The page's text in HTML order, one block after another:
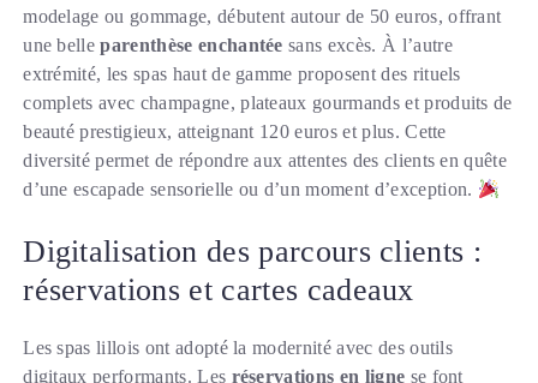
modelage ou gommage, débutent autour de 50 euros, offrant
une belleparenthèse enchantée sans excès. À l’autre
extrémité, les spas haut de gamme proposent des rituels
complets avec champagne, plateaux gourmands et produits de
beauté prestigieux, atteignant 120 euros et plus. Cette
diversité permet de répondre aux attentes des clients en quête
d’une escapade sensorielle ou d’un moment d’exception.
Digitalisation des parcours clients :
réservations et cartes cadeaux
Les spas lillois ont adopté la modernité avec des outils
digitaux performants. Les réservations en ligne se font